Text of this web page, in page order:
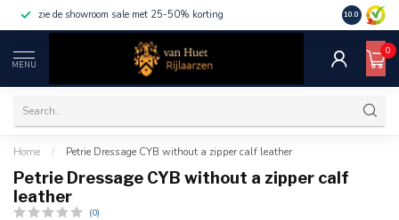
zie de showroom sale met 25-50% korting 10.0
MENU
0
Home / Petrie Dressage CYB without a zipper calf leather
Petrie Dressage CYB without a zipper calf
leather
(0)